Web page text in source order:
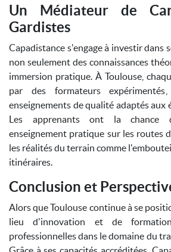
Un Médiateur de
Gardistes
Capadistance s'engage à investir dans
non seulement des connaissances
immersion pratique. À Toulouse,
par des formateurs
enseignements de qualité adaptés aux
Les apprenants ont la chance
enseignement pratique sur les routes
les réalités du terrain comme
itinéraires.
Conclusion et
Alors que Toulouse continue à se
lieu d'innovation et de
professionnelles dans le domaine du